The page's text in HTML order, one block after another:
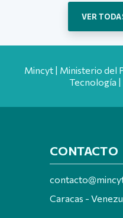
VER
Mincyt | Ministerio del
Tecnología
CONTACTO
Caracas -